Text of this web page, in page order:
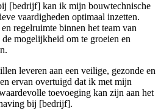
[bedrijf] kan ik mijn bouwtechnische
vaardigheden optimaal inzetten.
regelruimte binnen het team van
mogelijkheid om te groeien en
leveren aan een veilige, gezonde en
ervan overtuigd dat ik met mijn
toevoeging kan zijn aan het
bij [bedrijf].